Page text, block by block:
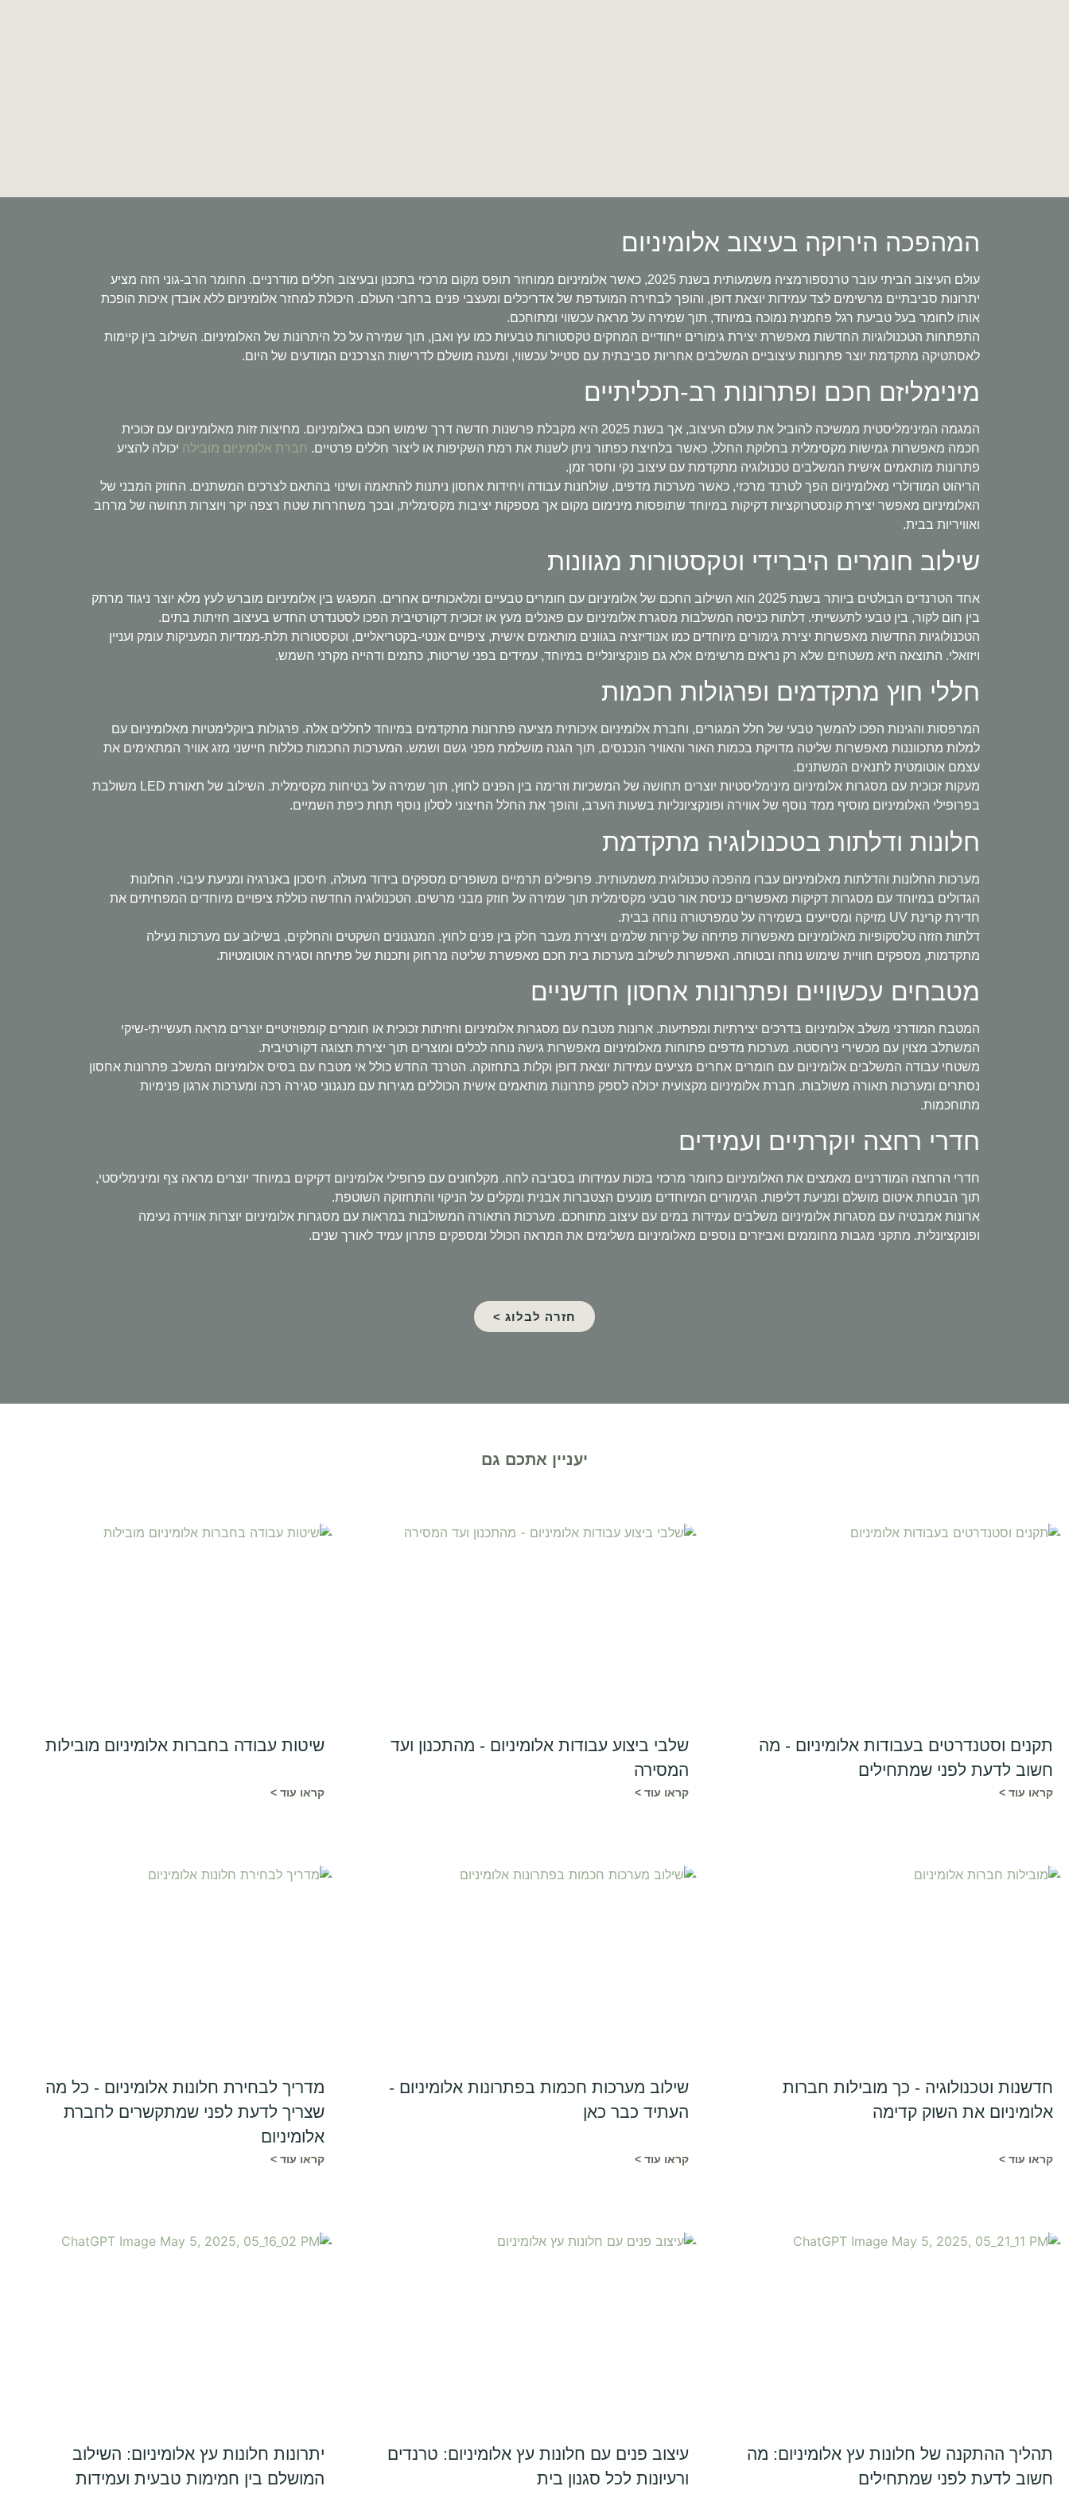
המהפכה הירוקה בעיצוב אלומיניום
עולם העיצוב הביתי עובר טרנספורמציה משמעותית בשנת 2025, כאשר אלומיניום ממוחזר תופס מקום מרכזי בתכנון ובעיצוב חללים מודרניים. החומר הרב-גוני הזה מציע
יתרונות סביבתיים מרשימים לצד עמידות יוצאת דופן, והופך לבחירה המועדפת של אדריכלים ומעצבי פנים ברחבי העולם. היכולת למחזר אלומיניום ללא אובדן איכות הופכת
אותו לחומר בעל טביעת רגל פחמנית נמוכה במיוחד, תוך שמירה על מראה עכשווי ומתוחכם.
התפתחות הטכנולוגיות החדשות מאפשרת יצירת גימורים ייחודיים המחקים טקסטורות טבעיות כמו עץ ואבן, תוך שמירה על כל היתרונות של האלומיניום. השילוב בין קיימות
לאסתטיקה מתקדמת יוצר פתרונות עיצוביים המשלבים אחריות סביבתית עם סטייל עכשווי, ומענה מושלם לדרישות הצרכנים המודעים של היום.
מינימליזם חכם ופתרונות רב-תכליתיים
המגמה המינימליסטית ממשיכה להוביל את עולם העיצוב, אך בשנת 2025 היא מקבלת פרשנות חדשה דרך שימוש חכם באלומיניום. מחיצות זזות מאלומיניום עם זכוכית
חכמה מאפשרות גמישות מקסימלית בחלוקת החלל, כאשר בלחיצת כפתור ניתן לשנות את רמת השקיפות או ליצור חללים פרטיים. חברת אלומיניום מובילה יכולה להציע
פתרונות מותאמים אישית המשלבים טכנולוגיה מתקדמת עם עיצוב נקי וחסר זמן.
הריהוט המודולרי מאלומיניום הפך לטרנד מרכזי, כאשר מערכות מדפים, שולחנות עבודה ויחידות אחסון ניתנות להתאמה ושינוי בהתאם לצרכים המשתנים. החוזק המבני של
האלומיניום מאפשר יצירת קונסטרוקציות דקיקות במיוחד שתופסות מינימום מקום אך מספקות יציבות מקסימלית, ובכך משחררות שטח רצפה יקר ויוצרות תחושה של מרחב
ואוויריות בבית.
שילוב חומרים היברידי וטקסטורות מגוונות
אחד הטרנדים הבולטים ביותר בשנת 2025 הוא השילוב החכם של אלומיניום עם חומרים טבעיים ומלאכותיים אחרים. המפגש בין אלומיניום מוברש לעץ מלא יוצר ניגוד מרתק
בין חום לקור, בין טבעי לתעשייתי. דלתות כניסה המשלבות מסגרת אלומיניום עם פאנלים מעץ או זכוכית דקורטיבית הפכו לסטנדרט החדש בעיצוב חזיתות בתים.
הטכנולוגיות החדשות מאפשרות יצירת גימורים מיוחדים כמו אנודיזציה בגוונים מותאמים אישית, ציפויים אנטי-בקטריאליים, וטקסטורות תלת-ממדיות המעניקות עומק ועניין
ויזואלי. התוצאה היא משטחים שלא רק נראים מרשימים אלא גם פונקציונליים במיוחד, עמידים בפני שריטות, כתמים ודהייה מקרני השמש.
חללי חוץ מתקדמים ופרגולות חכמות
המרפסות והגינות הפכו להמשך טבעי של חלל המגורים, וחברת אלומיניום איכותית מציעה פתרונות מתקדמים במיוחד לחללים אלה. פרגולות ביוקלימטיות מאלומיניום עם
למלות מתכווננות מאפשרות שליטה מדויקת בכמות האור והאוויר הנכנסים, תוך הגנה מושלמת מפני גשם ושמש. המערכות החכמות כוללות חיישני מזג אוויר המתאימים את
עצמם אוטומטית לתנאים המשתנים.
מעקות זכוכית עם מסגרות אלומיניום מינימליסטיות יוצרים תחושה של המשכיות וזרימה בין הפנים לחוץ, תוך שמירה על בטיחות מקסימלית. השילוב של תאורת LED משולבת
בפרופילי האלומיניום מוסיף ממד נוסף של אווירה ופונקציונליות בשעות הערב, והופך את החלל החיצוני לסלון נוסף תחת כיפת השמיים.
חלונות ודלתות בטכנולוגיה מתקדמת
מערכות החלונות והדלתות מאלומיניום עברו מהפכה טכנולוגית משמעותית. פרופילים תרמיים משופרים מספקים בידוד מעולה, חיסכון באנרגיה ומניעת עיבוי. החלונות
הגדולים במיוחד עם מסגרות דקיקות מאפשרים כניסת אור טבעי מקסימלית תוך שמירה על חוזק מבני מרשים. הטכנולוגיה החדשה כוללת ציפויים מיוחדים המפחיתים את
חדירת קרינת UV מזיקה ומסייעים בשמירה על טמפרטורה נוחה בבית.
דלתות הזזה טלסקופיות מאלומיניום מאפשרות פתיחה של קירות שלמים ויצירת מעבר חלק בין פנים לחוץ. המנגנונים השקטים והחלקים, בשילוב עם מערכות נעילה
מתקדמות, מספקים חוויית שימוש נוחה ובטוחה. האפשרות לשילוב מערכות בית חכם מאפשרת שליטה מרחוק ותכנות של פתיחה וסגירה אוטומטיות.
מטבחים עכשוויים ופתרונות אחסון חדשניים
המטבח המודרני משלב אלומיניום בדרכים יצירתיות ומפתיעות. ארונות מטבח עם מסגרות אלומיניום וחזיתות זכוכית או חומרים קומפוזיטיים יוצרים מראה תעשייתי-שיקי
המשתלב מצוין עם מכשירי נירוסטה. מערכות מדפים פתוחות מאלומיניום מאפשרות גישה נוחה לכלים ומוצרים תוך יצירת תצוגה דקורטיבית.
משטחי עבודה המשלבים אלומיניום עם חומרים אחרים מציעים עמידות יוצאת דופן וקלות בתחזוקה. הטרנד החדש כולל אי מטבח עם בסיס אלומיניום המשלב פתרונות אחסון
נסתרים ומערכות תאורה משולבות. חברת אלומיניום מקצועית יכולה לספק פתרונות מותאמים אישית הכוללים מגירות עם מנגנוני סגירה רכה ומערכות ארגון פנימיות
מתוחכמות.
חדרי רחצה יוקרתיים ועמידים
חדרי הרחצה המודרניים מאמצים את האלומיניום כחומר מרכזי בזכות עמידותו בסביבה לחה. מקלחונים עם פרופילי אלומיניום דקיקים במיוחד יוצרים מראה צף ומינימליסטי,
תוך הבטחת איטום מושלם ומניעת דליפות. הגימורים המיוחדים מונעים הצטברות אבנית ומקלים על הניקוי והתחזוקה השוטפת.
ארונות אמבטיה עם מסגרות אלומיניום משלבים עמידות במים עם עיצוב מתוחכם. מערכות התאורה המשולבות במראות עם מסגרות אלומיניום יוצרות אווירה נעימה
ופונקציונלית. מתקני מגבות מחוממים ואביזרים נוספים מאלומיניום משלימים את המראה הכולל ומספקים פתרון עמיד לאורך שנים.
חזרה לבלוג >
יעניין אתכם גם
תקנים וסטנדרטים בעבודות אלומיניום - מה
חשוב לדעת לפני שמתחילים
קראו עוד >
שלבי ביצוע עבודות אלומיניום - מהתכנון ועד
המסירה
קראו עוד >
שיטות עבודה בחברות אלומיניום מובילות
קראו עוד >
חדשנות וטכנולוגיה - כך מובילות חברות
אלומיניום את השוק קדימה
קראו עוד >
שילוב מערכות חכמות בפתרונות אלומיניום -
העתיד כבר כאן
קראו עוד >
מדריך לבחירת חלונות אלומיניום - כל מה
שצריך לדעת לפני שמתקשרים לחברת
אלומיניום
קראו עוד >
תהליך ההתקנה של חלונות עץ אלומיניום: מה
חשוב לדעת לפני שמתחילים
עיצוב פנים עם חלונות עץ אלומיניום: טרנדים
ורעיונות לכל סגנון בית
יתרונות חלונות עץ אלומיניום: השילוב
המושלם בין חמימות טבעית ועמידות